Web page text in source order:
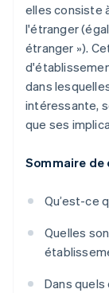
elles consiste
l'étranger
étranger »).
dans
intéressante,
que ses
Sommaire
Qu’est-ce
Quelles
Dans